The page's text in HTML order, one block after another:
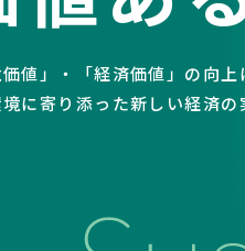
価値」・「経済価値」の向上
に寄り添った新しい経済の